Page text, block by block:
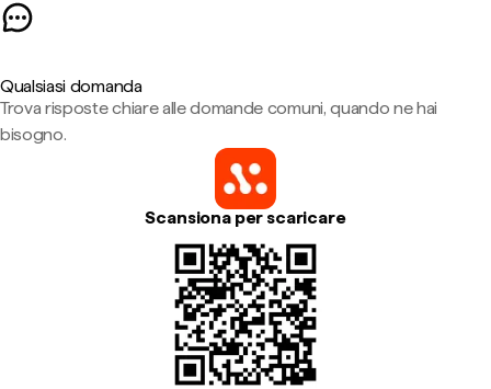
Qualsiasi domanda
Trova risposte chiare alle domande comuni, quando ne hai
bisogno.
Scansiona per scaricare